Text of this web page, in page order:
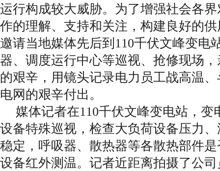
运行构成较大威胁。为了增强社会各
作的理解、支持和关注，构建良好的
邀请当地媒体先后到110千伏文峰变电
器、调度运行中心等巡视、抢修现场
的艰辛，用镜头记录电力员工战高温
电网的艰辛付出。
媒体记者在110千伏文峰变电站，变
设备特殊巡视，检查大负荷设备压力
稳定，呼吸器、散热器等各散热部件
设备红外测温。记者近距离拍摄了公